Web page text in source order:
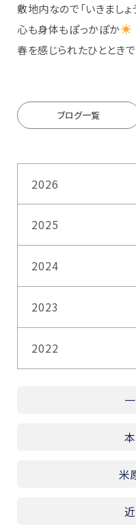
敷地内なので「いきましょ
心も身体もぽっかぽか
春を感じられたひとと
ブログ一覧
2026
2025
2024
2023
2022
米